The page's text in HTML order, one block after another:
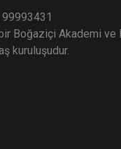
Boğaziçi Akademi ve
kuruluşudur.